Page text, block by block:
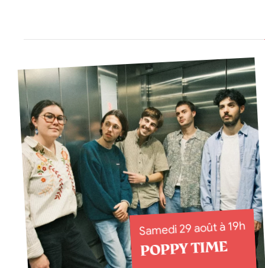
Samedi 29 août à 19h
POPPY TIME